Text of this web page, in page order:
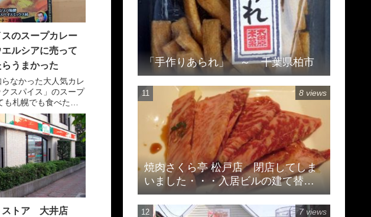
のスープカレー
ルシアに売って
うまかった
なかった大人気カレ
スパイス」のスープ
札幌でも食べたこ
ったらぜひ食べてみ
のですが、その前に
にレトルトカレーが売
常のレ...
ストア 大井店
「手作りあられ」 ～ 千葉県柏市
焼肉さくら亭 松戸店 閉店してしま
いました・・・入居ビルの建て替え
のため
8 views
7 views